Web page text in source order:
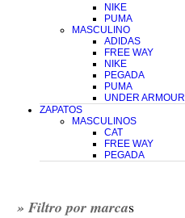
NIKE
PUMA
MASCULINO
ADIDAS
FREE WAY
NIKE
PEGADA
PUMA
UNDER ARMOUR
ZAPATOS
MASCULINOS
CAT
FREE WAY
PEGADA
» Filtro por marcas